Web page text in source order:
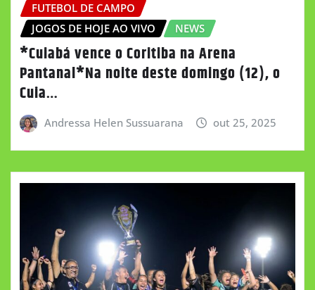
FUTEBOL DE CAMPO
JOGOS DE HOJE AO VIVO
NEWS
*Cuiabá vence o Coritiba na Arena
Pantanal*Na noite deste domingo (12), o
Cuia…
Andressa Helen Sussuarana out 25, 2025